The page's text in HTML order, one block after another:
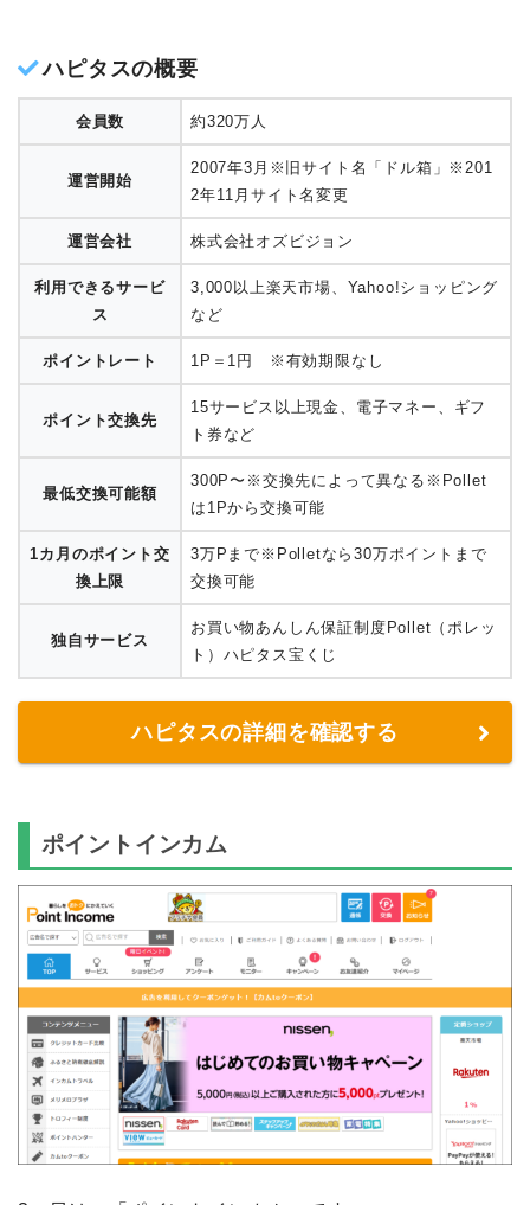
ハピタスの概要
会員数 約320万人
運営開始
2007年3月※旧サイト名「ドル箱」※201
2年11月サイト名変更
運営会社 株式会社オズビジョン
利用できるサービ
ス
3,000以上楽天市場、Yahoo!ショッピング
など
ポイントレート 1P＝1円 ※有効期限なし
ポイント交換先
15サービス以上現金、電子マネー、ギフ
ト券など
最低交換可能額
300P〜※交換先によって異なる※Pollet
は1Pから交換可能
1カ月のポイント交
換上限
3万Pまで※Polletなら30万ポイントまで
交換可能
独自サービス
お買い物あんしん保証制度Pollet（ポレッ
ト）ハピタス宝くじ
ハピタスの詳細を確認する
ポイントインカム